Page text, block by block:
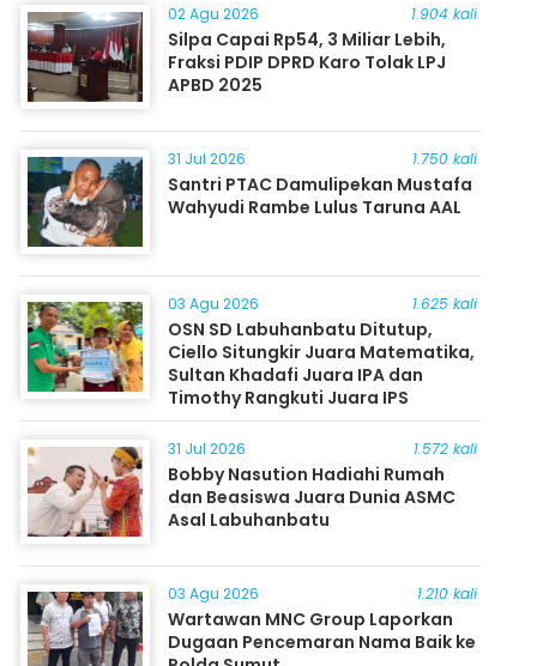
02 Agu 2026 1.904 kali
Silpa Capai Rp54, 3 Miliar Lebih,
Fraksi PDIP DPRD Karo Tolak LPJ
APBD 2025
31 Jul 2026 1.750 kali
Santri PTAC Damulipekan Mustafa
Wahyudi Rambe Lulus Taruna AAL
03 Agu 2026 1.625 kali
OSN SD Labuhanbatu Ditutup,
Ciello Situngkir Juara Matematika,
Sultan Khadafi Juara IPA dan
Timothy Rangkuti Juara IPS
31 Jul 2026 1.572 kali
Bobby Nasution Hadiahi Rumah
dan Beasiswa Juara Dunia ASMC
Asal Labuhanbatu
03 Agu 2026 1.210 kali
Wartawan MNC Group Laporkan
Dugaan Pencemaran Nama Baik ke